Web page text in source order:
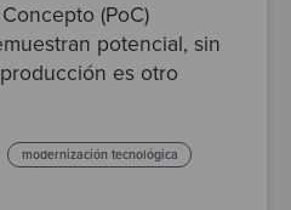
(PoC)
potencial, sin
es otro
modernización tecnológica